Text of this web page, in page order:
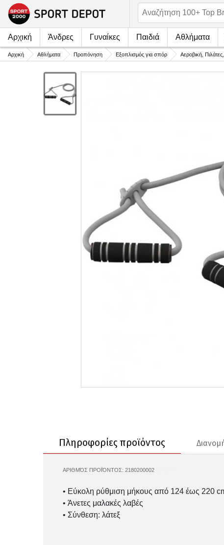
Αρχική Άνδρες Γυναίκες Παιδιά Αθλήματα
Αρχική Αθλήματα Προπόνηση Εξοπλισμός για σπόρ Αεροβική,
Πληροφορίες προϊόντος
ΑΡΙΘΜΌΣ ΠΡΟΪΌΝΤΟΣ: 2180200002
• Εύκολη ρύθμιση μήκους από 124 έως 220
• Άνετες μαλακές λαβές
• Σύνθεση: λάτεξ